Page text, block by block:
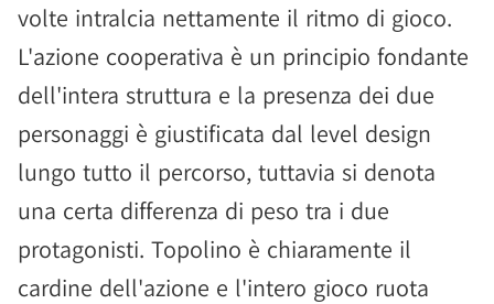
volte intralcia nettamente il ritmo di gioco.
L'azione cooperativa è un principio fondante
dell'intera struttura e la presenza dei due
personaggi è giustificata dal level design
lungo tutto il percorso, tuttavia si denota
una certa differenza di peso tra i due
protagonisti. Topolino è chiaramente il
cardine dell'azione e l'intero gioco ruota